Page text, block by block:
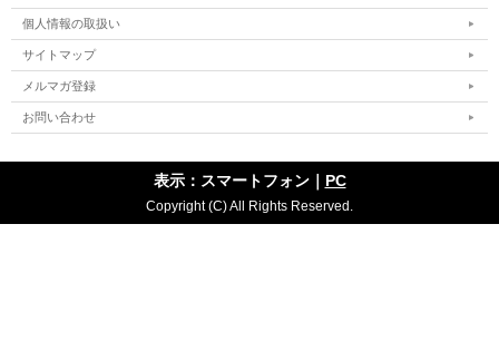
個人情報の取扱い
サイトマップ
メルマガ登録
お問い合わせ
表示：スマートフォン｜ PC
Copyright (C) All Rights Reserved.